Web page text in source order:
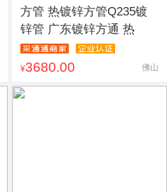
方管 热镀锌方管Q235镀
锌管 广东镀锌方通 热
¥3680.00 佛山